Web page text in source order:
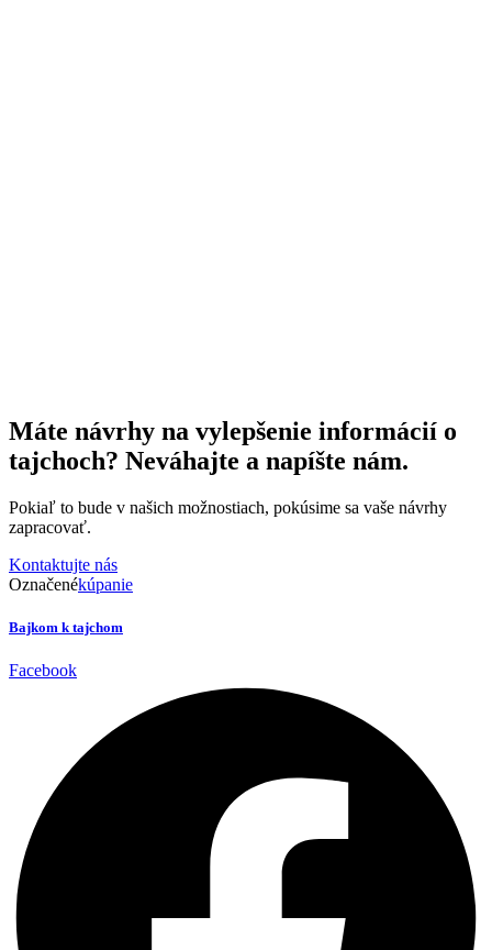
Máte návrhy na vylepšenie informácií o
tajchoch? Neváhajte a napíšte nám.
Pokiaľ to bude v našich možnostiach, pokúsime sa vaše návrhy
zapracovať.
Kontaktujte nás
Označenékúpanie
Bajkom k tajchom
Facebook